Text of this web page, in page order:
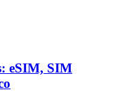
eSIM, SIM